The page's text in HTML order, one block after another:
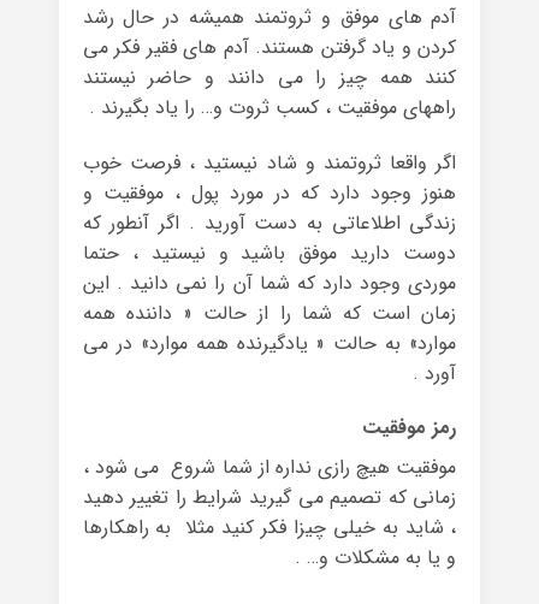
آدم های موفق و ثروتمند همیشه در حال رشد
کردن و یاد گرفتن هستند. آدم های فقیر فکر می
کنند همه چیز را می دانند و حاضر نیستند
راههای موفقیت ، کسب ثروت و… را یاد بگیرند .
اگر واقعا ثروتمند و شاد نیستید ، فرصت خوب
هنوز وجود دارد که در مورد پول ، موفقیت و
زندگی اطلاعاتی به دست آورید . اگر آنطور که
دوست دارید موفق باشید و نیستید ، حتما
موردی وجود دارد که شما آن را نمی دانید . این
زمان است که شما را از حالت « داننده همه
موارد» به حالت « یادگیرنده همه موارد» در می
آورد .
رمز موفقیت
موفقیت هیچ رازی نداره از شما شروع می شود ،
زمانی که تصمیم می گیرید شرایط را تغییر دهید
، شاید به خیلی چیزا فکر کنید مثلا به راهکارها
و یا به مشکلات و… .